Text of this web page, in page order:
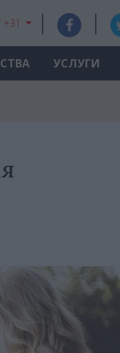
УСЛУГИ